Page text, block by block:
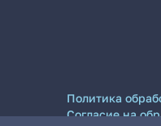
Политика
Согласие на